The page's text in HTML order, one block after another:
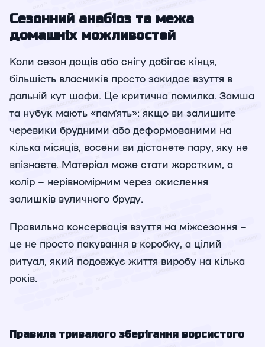
Сезонний анабіоз та межа
домашніх можливостей
Коли сезон дощів або снігу добігає кінця,
більшість власників просто закидає взуття в
дальній кут шафи. Це критична помилка. Замша
та нубук мають «пам'ять»: якщо ви залишите
черевики брудними або деформованими на
кілька місяців, восени ви дістанете пару, яку не
впізнаєте. Матеріал може стати жорстким, а
колір – нерівномірним через окислення
залишків вуличного бруду.
Правильна консервація взуття на міжсезоння –
це не просто пакування в коробку, а цілий
ритуал, який подовжує життя виробу на кілька
років.
Правила тривалого зберігання ворсистого